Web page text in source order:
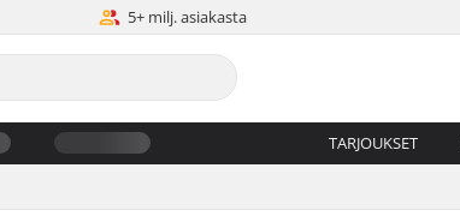
5+ milj. asiakasta
TARJOUKSET